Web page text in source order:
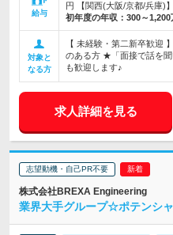
給与
円 【関西(大阪/京都/兵庫)
初年度の年収： 300～1,200
対象と
なる方
【 未経験・第二新卒歓
のある方 ★「面接で話を
も歓迎します♪
求人詳細を見る
志望動機・自己PR不要
株式会社BREXA Engineering
業界大手グループ☆ポテンシャ